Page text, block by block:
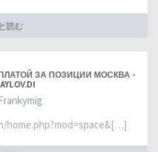
読む
ЗА ПОЗИЦИИ МОСКВА -
home.php?mod=space&[…]